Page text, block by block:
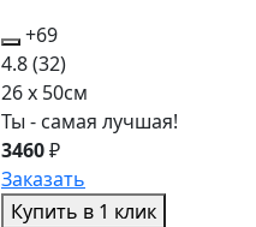
+69
4.8(32)
26 x 50см
Ты - самая лучшая!
3460₽
Заказать
Купить в 1 клик